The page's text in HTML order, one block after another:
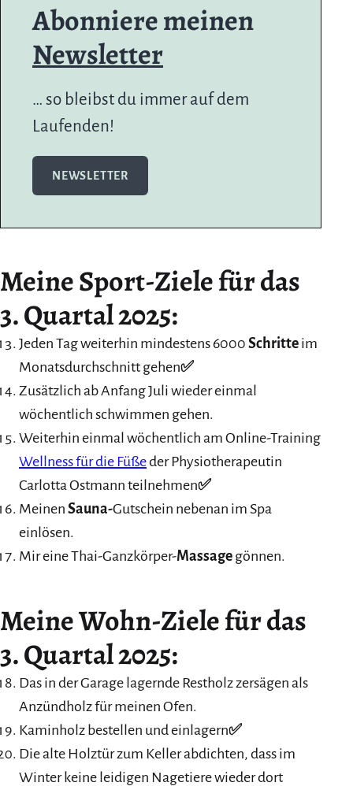
Abonniere meinen
Newsletter
… so bleibst du immer auf dem
Laufenden!
NEWSLETTER
Meine Sport-Ziele für das
3. Quartal 2025:
Jeden Tag weiterhin mindestens 6000 Schritte im
Monatsdurchschnitt gehen✅
Zusätzlich ab Anfang Juli wieder einmal
wöchentlich schwimmen gehen.
Weiterhin einmal wöchentlich am Online-Training
Wellness für die Füßeder Physiotherapeutin
Carlotta Ostmann teilnehmen✅
Meinen Sauna-Gutschein nebenan im Spa
einlösen.
Mir eine Thai-Ganzkörper-Massage gönnen.
Meine Wohn-Ziele für das
3. Quartal 2025:
Das in der Garage lagernde Restholz zersägen als
Anzündholz für meinen Ofen.
Kaminholz bestellen und einlagern✅
Die alte Holztür zum Keller abdichten, dass im
Winter keine leidigen Nagetiere wieder dort